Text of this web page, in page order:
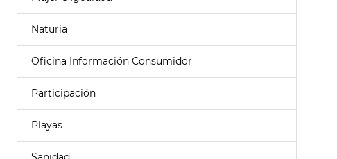
Naturia
Oficina Información Consumidor
Participación
Playas